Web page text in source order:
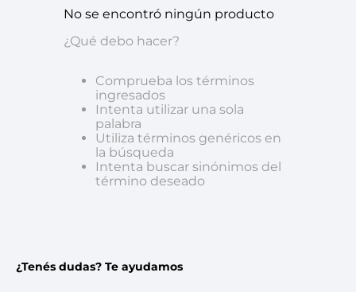
No se encontró ningún producto
¿Qué debo hacer?
Comprueba los términos
ingresados
Intenta utilizar una sola
palabra
Utiliza términos genéricos en
la búsqueda
Intenta buscar sinónimos del
término deseado
¿Tenés dudas? Te ayudamos